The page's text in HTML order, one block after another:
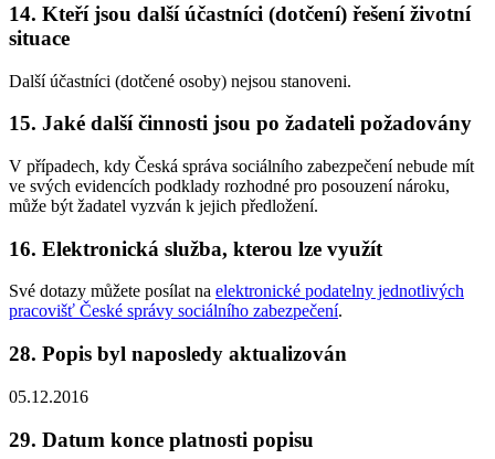
14. Kteří jsou další účastníci (dotčení) řešení životní
situace
Další účastníci (dotčené osoby) nejsou stanoveni.
15. Jaké další činnosti jsou po žadateli požadovány
V případech, kdy Česká správa sociálního zabezpečení nebude mít
ve svých evidencích podklady rozhodné pro posouzení nároku,
může být žadatel vyzván k jejich předložení.
16. Elektronická služba, kterou lze využít
Své dotazy můžete posílat na elektronické podatelny jednotlivých
pracovišť České správy sociálního zabezpečení.
28. Popis byl naposledy aktualizován
05.12.2016
29. Datum konce platnosti popisu